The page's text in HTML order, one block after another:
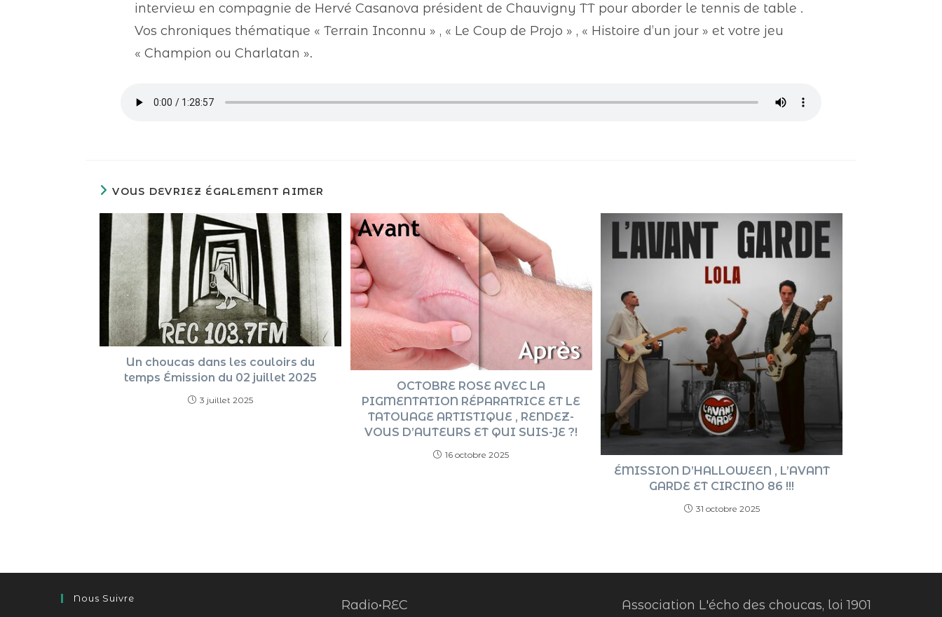
interview en compagnie de Hervé Casanova président de Chauvigny TT pour aborder le tennis de table .
Vos chroniques thématique « Terrain Inconnu » , « Le Coup de Projo » , « Histoire d’un jour » et votre jeu
« Champion ou Charlatan ».
VOUS DEVRIEZ ÉGALEMENT AIMER
Un choucas dans les couloirs du
temps Émission du 02 juillet 2025
3 juillet 2025
OCTOBRE ROSE AVEC LA
PIGMENTATION RÉPARATRICE ET LE
TATOUAGE ARTISTIQUE , RENDEZ-
VOUS D’AUTEURS ET QUI SUIS-JE ?!
16 octobre 2025
ÉMISSION D’HALLOWEEN , L’AVANT
GARDE ET CIRCINO 86 !!!
31 octobre 2025
Nous Suivre Radio•REC Association L'écho des choucas, loi 1901